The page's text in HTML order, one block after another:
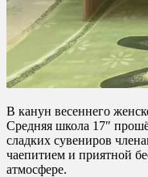
В канун весеннего
Средняя школа 17″
сладких сувениров
чаепитием и приятной
атмосфере.